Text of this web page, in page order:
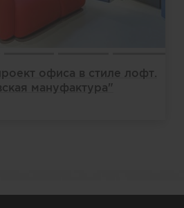
офиса в стиле лофт.
мануфактура"